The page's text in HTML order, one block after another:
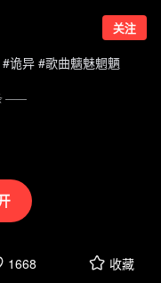
关注
诡异 #歌曲魑魅魍魉
1668 收藏
——